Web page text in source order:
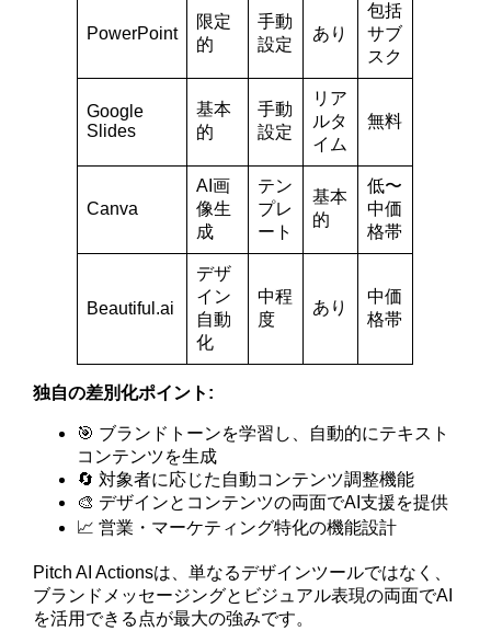
PowerPoint
限定
的
手動
設定
あり
包括
サブ
スク
Google
Slides
基本
的
手動
設定
リア
ルタ
イム
無料
Canva
AI画
像生
成
テン
プレ
ート
基本
的
低〜
中価
格帯
Beautiful.ai
デザ
イン
自動
化
中程
度
あり
中価
格帯
独自の差別化ポイント:
🎯 ブランドトーンを学習し、自動的にテキスト
コンテンツを生成
🔄 対象者に応じた自動コンテンツ調整機能
🎨 デザインとコンテンツの両面でAI支援を提供
📈 営業・マーケティング特化の機能設計
Pitch AI Actionsは、単なるデザインツールではなく、
ブランドメッセージングとビジュアル表現の両面でAI
を活用できる点が最大の強みです。